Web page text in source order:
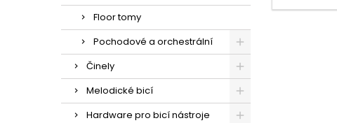
Floor tomy
Pochodové a orchestrální
Činely
Melodické bicí
Hardware pro bicí nástroje